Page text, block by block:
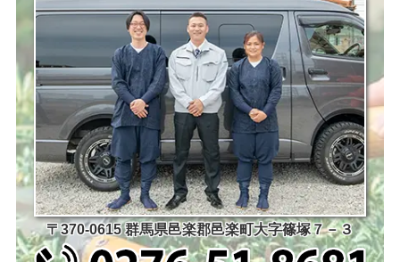
〒370-0615 群馬県邑楽郡邑楽町大字篠塚７－３